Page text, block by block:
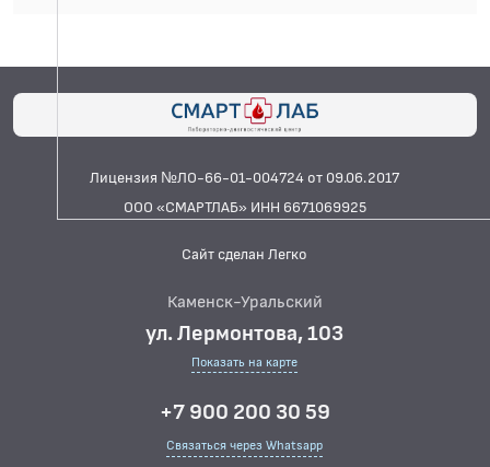
Лицензия №ЛО-66-01-004724 от 09.06.2017
ООО «СМАРТЛАБ» ИНН 6671069925
Сайт сделан Легко
Каменск-Уральский
ул. Лермонтова, 103
Показать на карте
+7 900 200 30 59
Связаться через Whatsapp